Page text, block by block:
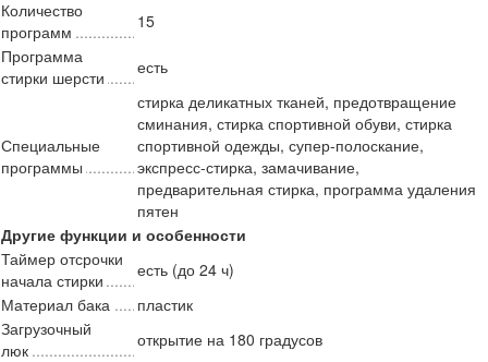
Количество
программ
15
Программа
стирки шерсти
есть
Специальные
программы
стирка деликатных тканей, предотвращение
сминания, стирка спортивной обуви, стирка
спортивной одежды, супер-полоскание,
экспресс-стирка, замачивание,
предварительная стирка, программа удаления
пятен
Другие функции и особенности
Таймер отсрочки
начала стирки
есть (до 24 ч)
Материал бака
пластик
Загрузочный
люк
открытие на 180 градусов